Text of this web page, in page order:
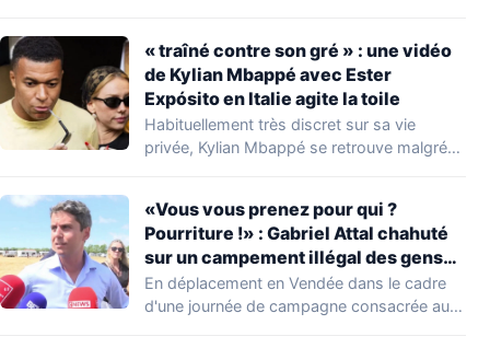
« traîné contre son gré » : une vidéo
de Kylian Mbappé avec Ester
Expósito en Italie agite la toile
Habituellement très discret sur sa vie
privée, Kylian Mbappé se retrouve malgré
«Vous vous prenez pour qui ?
Pourriture !» : Gabriel Attal chahuté
sur un campement illégal des gens
du voyage
En déplacement en Vendée dans le cadre
d'une journée de campagne consacrée aux